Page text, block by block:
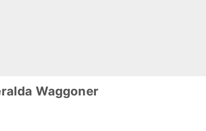
Waggoner